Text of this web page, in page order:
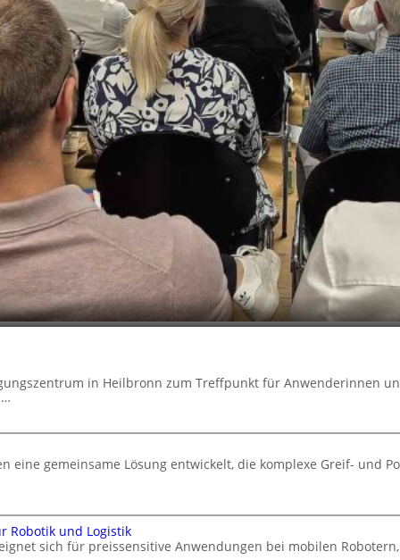
in Heilbronn zum Treffpunkt für Anwenderinnen
eine gemeinsame Lösung entwickelt, die komplexe Greif- und
Robotik und Logistik
sich für preissensitive Anwendungen bei mobilen